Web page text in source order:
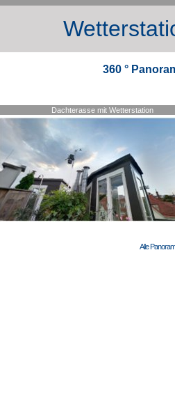
360 °
Dachterasse mit Wetterstation
Alle